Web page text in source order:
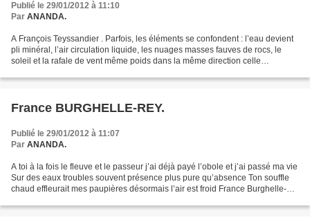
Publié le 29/01/2012 à 11:10
Par ANANDA.
A François Teyssandier . Parfois, les éléments se confondent : l’eau devient
pli minéral, l’air circulation liquide, les nuages masses fauves de rocs, le
soleil et la rafale de vent même poids dans la même direction celle
France BURGHELLE-REY.
Publié le 29/01/2012 à 11:07
Par ANANDA.
A toi à la fois le fleuve et le passeur j’ai déjà payé l’obole et j’ai passé ma vie
Sur des eaux troubles souvent présence plus pure qu’absence Ton souffle
chaud effleurait mes paupières désormais l’air est froid France Burghelle-